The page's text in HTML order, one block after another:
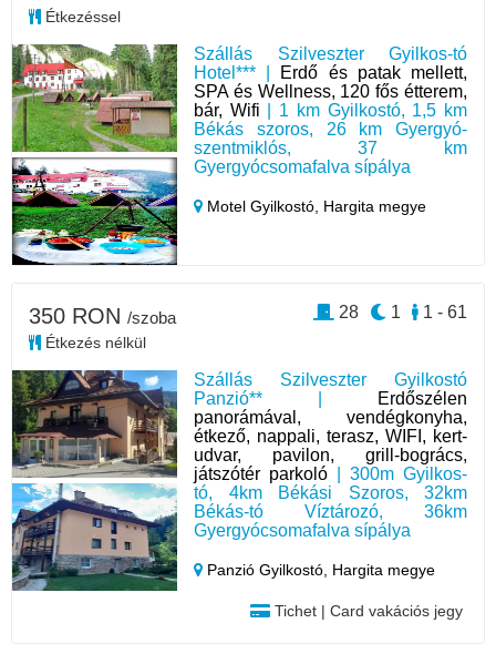
Szállás Szilveszter Gyilkos-tó
Hotel*** | Erdő és patak mellett,
SPA és Wellness, 120 fős étterem,
bár, Wifi | 1 km Gyilkostó, 1,5 km
Békás szoros, 26 km Gyergyó-
szentmiklós, 37 km
Gyergyócsomafalva sípálya
Motel Gyilkostó, Hargita megye
Étkezéssel
Szállás Szilveszter Gyilkostó
Panzió** |
Erdőszélen
panorámával, vendégkonyha,
étkező, nappali, terasz, WIFI, kert-
udvar, pavilon, grill-bogrács,
játszótér parkoló | 300m Gyilkos-
tó, 4km Békási Szoros, 32km
Békás-tó Víztározó, 36km
Gyergyócsomafalva sípálya
Panzió Gyilkostó, Hargita megye
Tichet | Card vakációs jegy
350 RON /szoba
Étkezés nélkül
1 - 61
1
28